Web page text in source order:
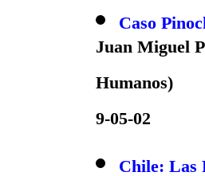
Caso
Juan Miguel
Humanos)
9-05-02
Chile: Las